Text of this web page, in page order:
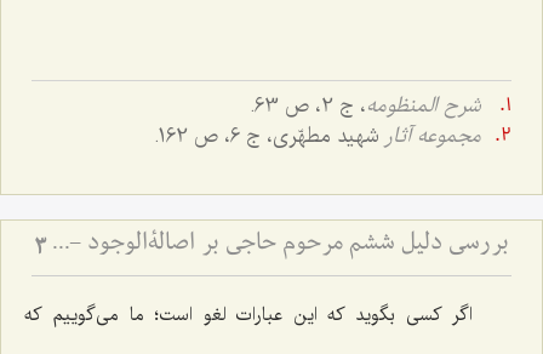
شرح المنظومه، ج 2، ص 63.
مجموعه آثار شهید مطهّری، ج 6، ص 162.
بررسی دلیل ششم مرحوم حاجی بر اصالةالوجود - و امکان تحقق قسم سوم قضایا 3
اگر کسی بگوید که این عبارات لغو است؛ ما می‌گوییم که